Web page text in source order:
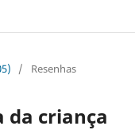
/ Resenhas
da criança